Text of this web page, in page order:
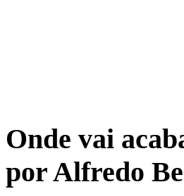
Onde vai
por Alfredo